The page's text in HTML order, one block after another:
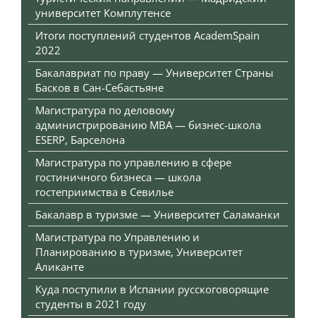
университет Комплутенсе
Итоги поступлений студентов AcademSpain
2022
Бакалавриат по праву — Университет Страны
Басков в Сан-Себастьяне
Магистратура по деловому
администрированию MBA — бизнес-школа
ESERP, Барселона
Магистратура по управлению в сфере
гостиничного бизнеса — школа
гостеприимства в Севилье
Бакалавр в туризме — Университет Саламанки
Магистратура по Управлению и
Планированию в туризме, Университет
Аликанте
Куда поступили в Испании русскоговорящие
студенты в 2021 году